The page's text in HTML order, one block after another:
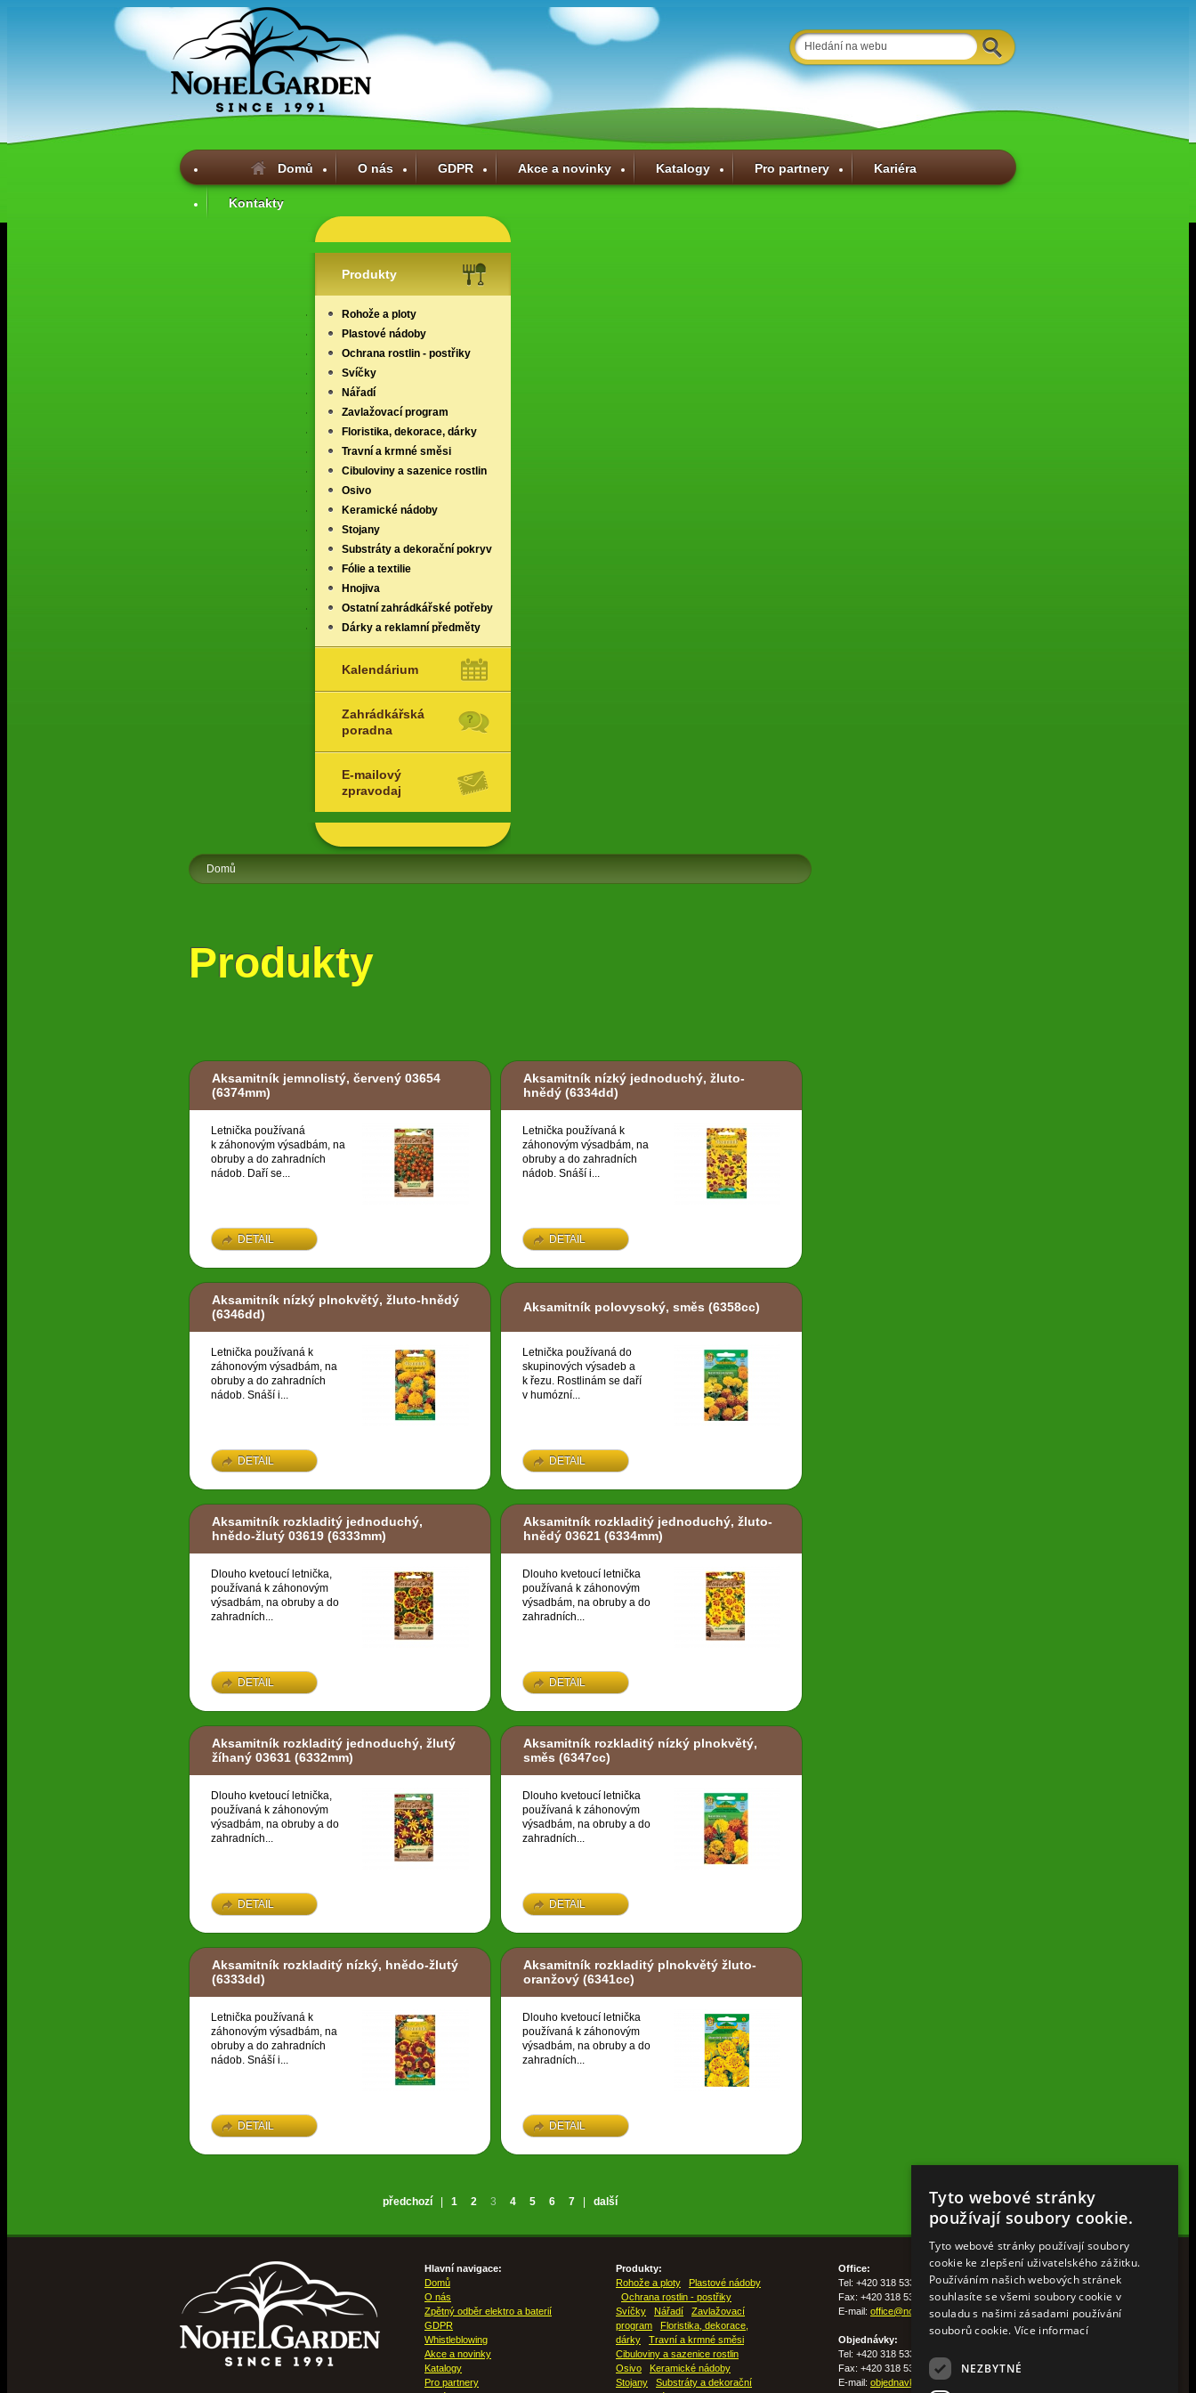
Domů O nás GDPR Akce a novinky Katalogy Pro partnery Kariéra
Kontakty
Produkty
Rohože a ploty
Plastové nádoby
Ochrana rostlin - postřiky
Svíčky
Nářadí
Zavlažovací program
Floristika, dekorace, dárky
Travní a krmné směsi
Cibuloviny a sazenice rostlin
Osivo
Keramické nádoby
Stojany
Substráty a dekorační pokryv
Fólie a textilie
Hnojiva
Ostatní zahrádkářské potřeby
Dárky a reklamní předměty
Kalendárium
Zahrádkářská
poradna
E-mailový
zpravodaj
Domů
Produkty
Aksamitník jemnolistý, červený 03654
(6374mm)
Letnička používaná
k záhonovým výsadbám, na
obruby a do zahradních
nádob. Daří se...
DETAIL
Aksamitník nízký jednoduchý, žluto-
hnědý (6334dd)
Letnička používaná k
záhonovým výsadbám, na
obruby a do zahradních
nádob. Snáší i...
DETAIL
Aksamitník nízký plnokvětý, žluto-hnědý
(6346dd)
Letnička používaná k
záhonovým výsadbám, na
obruby a do zahradních
nádob. Snáší i...
DETAIL
Aksamitník polovysoký, směs (6358cc)
Letnička používaná do
skupinových výsadeb a
k řezu. Rostlinám se daří
v humózní...
DETAIL
Aksamitník rozkladitý jednoduchý,
hnědo-žlutý 03619 (6333mm)
Dlouho kvetoucí letnička,
používaná k záhonovým
výsadbám, na obruby a do
zahradních...
DETAIL
Aksamitník rozkladitý jednoduchý, žluto-
hnědý 03621 (6334mm)
Dlouho kvetoucí letnička
používaná k záhonovým
výsadbám, na obruby a do
zahradních...
DETAIL
Aksamitník rozkladitý jednoduchý, žlutý
žíhaný 03631 (6332mm)
Dlouho kvetoucí letnička,
používaná k záhonovým
výsadbám, na obruby a do
zahradních...
DETAIL
Aksamitník rozkladitý nízký plnokvětý,
směs (6347cc)
Dlouho kvetoucí letnička
používaná k záhonovým
výsadbám, na obruby a do
zahradních...
DETAIL
Aksamitník rozkladitý nízký, hnědo-žlutý
(6333dd)
Letnička používaná k
záhonovým výsadbám, na
obruby a do zahradních
nádob. Snáší i...
DETAIL
Aksamitník rozkladitý plnokvětý žluto-
oranžový (6341cc)
Dlouho kvetoucí letnička
používaná k záhonovým
výsadbám, na obruby a do
zahradních...
DETAIL
předchozí 1 2 3 4 5 6 7 další
Hlavní navigace:
Domů
O nás
Zpětný odběr elektro a baterií
GDPR
Whistleblowing
Akce a novinky
Katalogy
Pro partnery
Produkty:
Rohože a ploty
Plastové nádoby
Ochrana rostlin - postřiky
Svíčky
Nářadí
Zavlažovací
program
Floristika, dekorace,
dárky
Travní a krmné směsi
Cibuloviny a sazenice rostlin
Osivo
Keramické nádoby
Stojany
Substráty a dekorační
Office:
Tel: +420 318 533 511
Fax: +420 318 533 513
E-mail: office@nohelgarden.cz
Objednávky:
Tel: +420 318 533 533
Fax: +420 318 533 538
E-mail: objednavky@nohelgarden.cz
Tyto webové stránky
používají soubory cookie.
Tyto webové stránky používají soubory
cookie ke zlepšení uživatelského zážitku.
Používáním našich webových stránek
souhlasíte se všemi soubory cookie v
souladu s našimi zásadami používání
souborů cookie. Více informací
NEZBYTNÉ